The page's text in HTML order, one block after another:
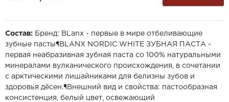
Состав: Бренд: BLanx - первые в мире отбеливающие
зубные пасты¶BLANX NORDIC WHITE ЗУБНАЯ ПАСТА -
первая неабразивная зубная паста со 100% натуральными
минералами вулканического происхождения, в сочетании
с арктическими лишайниками для белизны зубов и
здоровья дёсен.¶Внешний вид и свойства: пастообразная
консистенция, белый цвет, освежающий